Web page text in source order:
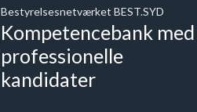
Bestyrelsesnetværket BEST.SYD
Kompetencebank med
professionelle
kandidater